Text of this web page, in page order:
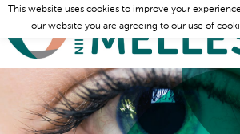
This website uses cookies to improve your
our website you are agreeing to our use of